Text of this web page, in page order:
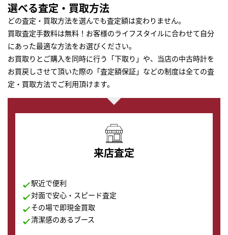
選べる査定・買取方法
どの査定・買取方法を選んでも査定額は変わりません。
買取査定手数料は無料！お客様のライフスタイルに合わせて自分
にあった最適な方法をお選びください。
お買取りとご購入を同時に行う「下取り」や、当店の中古時計を
お買戻しさせて頂いた際の「査定額保証」などの制度は全ての査
定・買取方法でご利用頂けます。
来店査定
駅近で便利
対面で安心・スピード査定
その場で即現金買取
清潔感のあるブース